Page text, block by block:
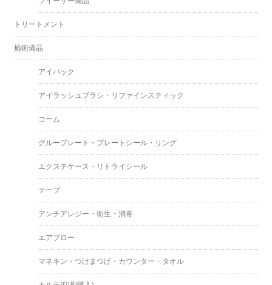
トリートメント
施術備品
アイパック
アイラッシュブラシ・リファインスティック
コーム
グループレート・プレートシール・リング
エクステケース・リトライシール
テープ
アンチアレジー・衛生・消毒
エアブロー
マネキン・つけまつげ・カウンター・タオル